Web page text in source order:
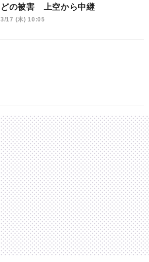
どの被害 上空から中継
3/17 (木) 10:05